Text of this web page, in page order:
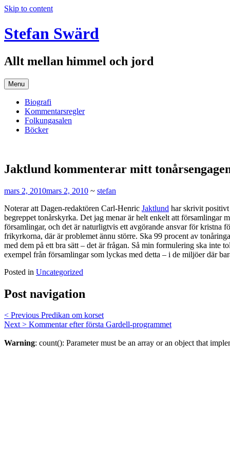
Skip to content
Stefan Swärd
Allt mellan himmel och jord
Menu
Biografi
Kommentarsregler
Folkungasalen
Böcker
Jaktlund kommenterar mitt
mars 2, 2010mars 2, 2010 ~ stefan
Noterar att Dagen-redaktören Carl-Henric Jaktlund har skrivit
begreppet tonårskyrka. Det jag menar är helt enkelt att församlingar
församlingar, och det är naturligtvis ett avgörande ansvar för kristna
frikyrkorna, där är problemet ännu större. Ska 99 procent av
med dem på ett bra sätt – det är frågan. Så min formulering ska inte
exempel från församlingar som lyckas med detta – i de miljöer där
Posted in Uncategorized
Post navigation
< Previous Predikan om korset
Next > Kommentar efter första Gardell-programmet
Warning: count(): Parameter must be an array or an object that